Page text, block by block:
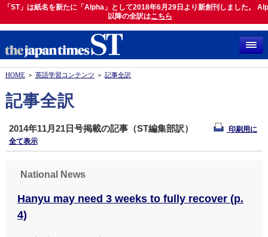
「ST」は紙名を新たに「Alpha」として2018年6月29日より新創刊しました。
以降の全訳はこちら
「ST」は紙名を新たに「Alpha」として2018年6月29日より新創刊しました。
以降の全訳はこちら
HOME＞ 英語学習コンテンツ ＞ 記事全訳
記事全訳
2014年11月21日号掲載の記事（ST編集部訳）
印刷用に
全て表示
National News
Hanyu may need 3 weeks to fully recover (p.
4)